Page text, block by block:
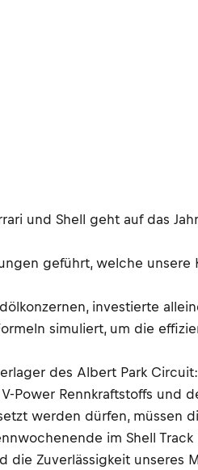
und Shell geht auf das
geführt, welche unsere
investierte
simuliert, um die
des Albert Park
Power Rennkraftstoffs und
werden dürfen,
im Shell
Zuverlässigkeit unseres